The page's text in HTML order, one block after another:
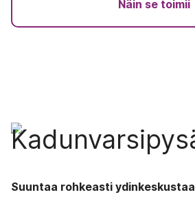
Näin se toimii
Suuntaa rohkeasti